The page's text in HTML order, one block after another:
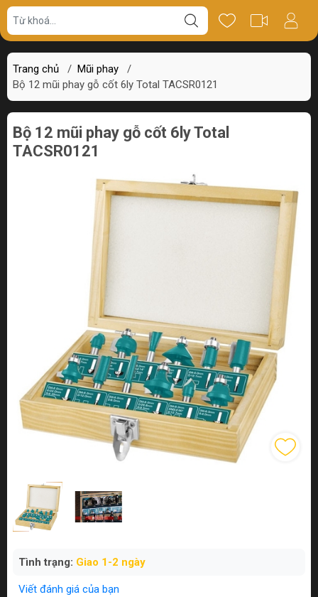
Trang chủ / Mũi phay
/
Bộ 12 mũi phay gỗ cốt 6ly Total TACSR0121
Giá bán Review
Bộ 12 mũi phay gỗ cốt 6ly Total
TACSR0121
Tình trạng: Giao 1-2 ngày
Viết đánh giá của bạn